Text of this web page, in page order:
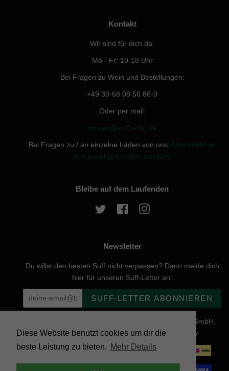
Diese Website benutzt cookies um dir die
beste Leistung zu bieten. Mehr Details
Kontakt
Wir sind für dich da:
Mo - Fr: 10-18 Uhr
Bei Fragen zu Wein und Bestellungen:
+49 30-68 08 56 86-0
Oder per mail:
trinken@suffberlin.de
Bei Fragen zu / an einzelne Läden von uns, bitte direkt an
den jeweiligen Laden wenden.
Bleibe auf dem Laufenden
Twitter Facebook
Newsletter
Du willst den besten Suff nicht verpassen? Dann melde dich
hier für unseren Suff-Letter an:
SUFF-LETTER ABONNIEREN
Urheberrecht © 2026, website created by Naturgenuss GmbH,
Nobelstraße 20, 12057 Berlin - Powered by Shopify
Zahlungsarten